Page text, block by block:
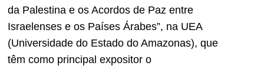
da Palestina e os Acordos de Paz entre
Israelenses e os Países Árabes”, na UEA
(Universidade do Estado do Amazonas), que
têm como principal expositor o